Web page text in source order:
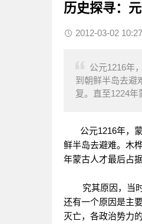
历史探寻：
2012-03-02 10:27
公元1216年
到朝鲜半岛去避
复。直至1224
公元1216年，蒙
鲜半岛去避难。木
年蒙古人才最后占
究其原因，当时
还有一个原因是主
灭亡，各政治势力